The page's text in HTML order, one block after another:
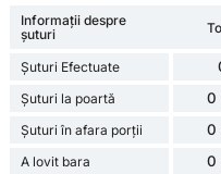
Informații despre
șuturi
Șuturi Efectuate
Șuturi la poartă 0
Șuturi în afara porții 0
A lovit bara 0